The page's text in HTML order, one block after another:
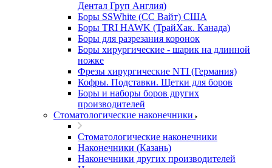
Дентал Груп Англия)
Боры SSWhite (СС Вайт) США
Боры TRI HAWK (ТрайХак. Канада)
Боры для разрезания коронок
Боры хирургические - шарик на длинной
ножке
Фрезы хирургические NTI (Германия)
Кофры. Подставки. Щетки для боров
Боры и наборы боров других
производителей
Стоматологические наконечники
Стоматологические наконечники
Наконечники (Казань)
Наконечники других производителей